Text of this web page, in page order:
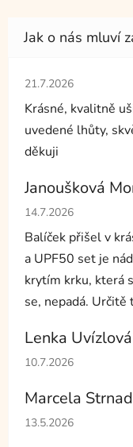
Hodnocení
21.7.2026
Krásné, kvalitně
uvedené lhůty,
děkuji
Janoušková
Hodnocení
14.7.2026
Balíček přišel v
a UPF50 set je
krytím krku, která
se, nepadá. Určitě
Lenka Uvízlová
Hodnocení
10.7.2026
Marcela
Hodnocení
13.5.2026